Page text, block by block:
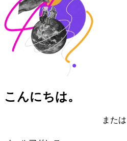
こんにちは。
または